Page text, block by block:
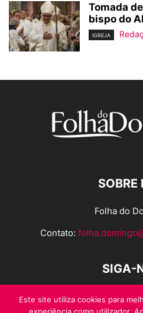
Tomada
bispo do
IGREJA
SOBRE
Folha do
Contato:
SIGA-
Este site utiliza cookies para